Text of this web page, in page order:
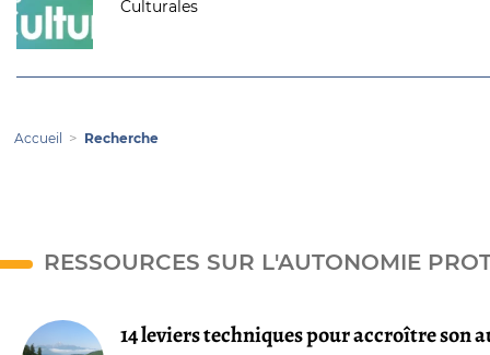
Culturales
Accueil Recherche
RESSOURCES SUR L'AUTONOMIE
14 leviers techniques pour accroître son